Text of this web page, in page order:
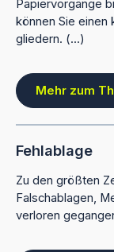
Papiervorgänge
können Sie einen
gliedern. (...)
Mehr zum
Fehlablage
Zu den größten
Falschablagen,
verloren